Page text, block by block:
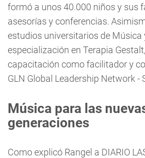
formó a unos 40.000 niños y sus
asesorías y conferencias.
estudios universitarios de Música
especialización en Terapia
capacitación como facilitador y
GLN Global Leadership Network -
Música para las
generaciones
Como explicó Rangel a DIARIO